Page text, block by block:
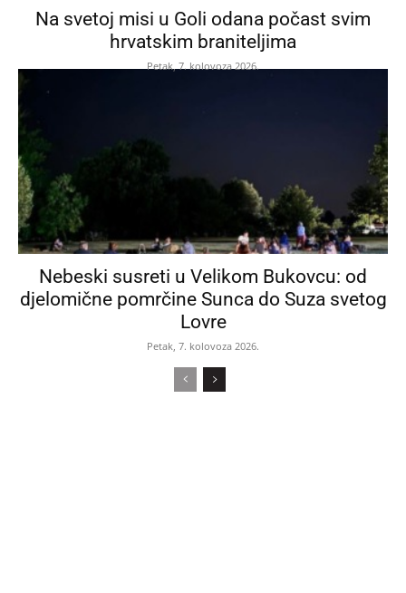
Na svetoj misi u Goli odana počast svim
hrvatskim braniteljima
Petak, 7. kolovoza 2026.
Nebeski susreti u Velikom Bukovcu: od
djelomične pomrčine Sunca do Suza svetog
Lovre
Petak, 7. kolovoza 2026.